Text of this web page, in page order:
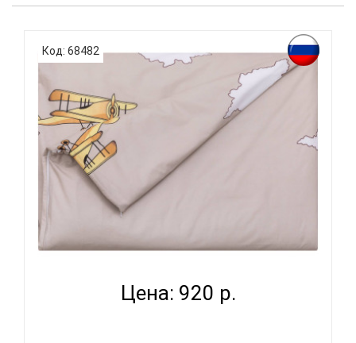
Код: 68482
ВОМБАТИК CLASSIC COLLECTION САМОЛЕТЫ -
Цена: 920 р.